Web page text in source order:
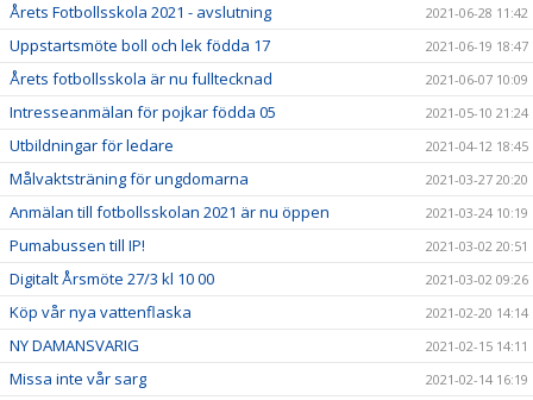
Årets Fotbollsskola 2021 - avslutning 2021-06-28 11:42
Uppstartsmöte boll och lek födda 17 2021-06-19 18:47
Årets fotbollsskola är nu fulltecknad 2021-06-07 10:09
Intresseanmälan för pojkar födda 05 2021-05-10 21:24
Utbildningar för ledare 2021-04-12 18:45
Målvaktsträning för ungdomarna 2021-03-27 20:20
Anmälan till fotbollsskolan 2021 är nu öppen 2021-03-24 10:19
Pumabussen till IP! 2021-03-02 20:51
Digitalt Årsmöte 27/3 kl 10 00 2021-03-02 09:26
Köp vår nya vattenflaska 2021-02-20 14:14
NY DAMANSVARIG 2021-02-15 14:11
Missa inte vår sarg 2021-02-14 16:19